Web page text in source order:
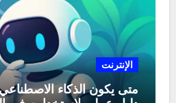
الإنترنت
متى يكون الذكاء